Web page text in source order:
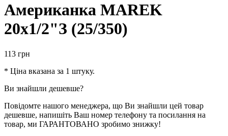
Американка MAREK
20х1/2"З (25/350)
113 грн
* Ціна вказана за 1 штуку.
Ви знайшли дешевше?
Повідомте нашого менеджера, що Ви знайшли цей товар
дешевше, напишіть Ваш номер телефону та посилання на
товар, ми ГАРАНТОВАНО зробимо знижку!